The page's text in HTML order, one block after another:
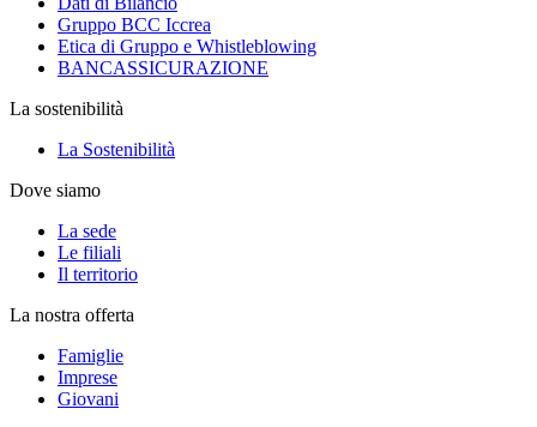
Gruppo BCC Iccrea
Etica di Gruppo e Whistleblowing
BANCASSICURAZIONE
La sostenibilità
La Sostenibilità
Dove siamo
La sede
Le filiali
Il territorio
La nostra offerta
Famiglie
Imprese
Giovani